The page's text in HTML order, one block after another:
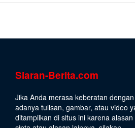
Siaran-Berita.com
Jika Anda merasa keberatan dengan
adanya tulisan, gambar, atau video
ditampilkan di situs ini karena alasan